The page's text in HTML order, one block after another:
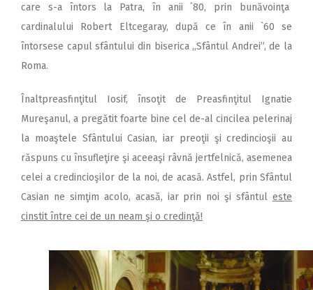
care s-a întors la Patra, în anii `80, prin bunăvoinţa
cardinalului Robert Eltcegaray, după ce în anii `60 se
întorsese capul sfântului din biserica ,,Sfântul Andrei”, de la
Roma.
Înaltpreasfinţitul Iosif, însoţit de Preasfinţitul Ignatie
Mureşanul, a pregătit foarte bine cel de-al cincilea pelerinaj
la moaştele Sfântului Casian, iar preoţii şi credincioşii au
răspuns cu însufleţire şi aceeaşi râvnă jertfelnică, asemenea
celei a credincioşilor de la noi, de acasă. Astfel, prin Sfântul
Casian ne simţim acolo, acasă, iar prin noi şi sfântul este
cinstit între cei de un neam şi o credinţă!